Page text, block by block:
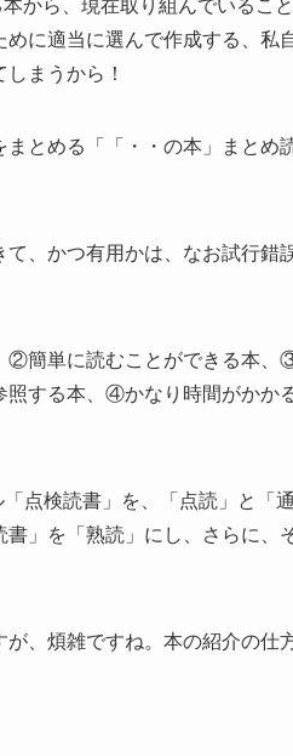
から、現在取り組んでいるこ
に適当に選んで作成する、私
まうから！
とめる「「・・の本」まとめ
、かつ有用かは、なお試行錯
②簡単に読むことができる本
する本、④かなり時間がかかる
点検読書」を、「点読」と「
」を「熟読」にし、さらに、
、煩雑ですね。本の紹介の仕